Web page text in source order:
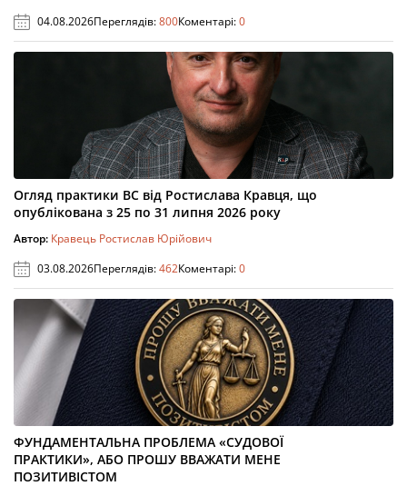
04.08.2026Переглядів:800Коментарі:0
Огляд практики ВС від Ростислава Кравця, що
опублікована з 25 по 31 липня 2026 року
Автор: Кравець Ростислав Юрійович
03.08.2026Переглядів:462Коментарі:0
ФУНДАМЕНТАЛЬНА ПРОБЛЕМА «СУДОВОЇ
ПРАКТИКИ», АБО ПРОШУ ВВАЖАТИ МЕНЕ
ПОЗИТИВІСТОМ